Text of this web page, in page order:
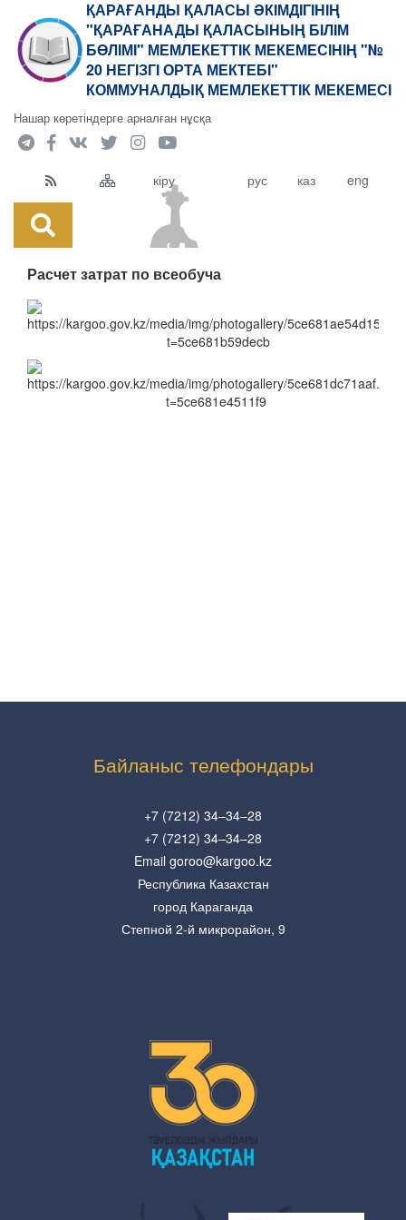
ҚАРАҒАНДЫ ҚАЛАСЫ ӘКІМДІГІНІҢ
"ҚАРАҒАНАДЫ ҚАЛАСЫНЫҢ БІЛІМ
БӨЛІМІ" МЕМЛЕКЕТТІК МЕКЕМЕСІНІҢ "№
20 НЕГІЗГІ ОРТА МЕКТЕБІ"
КОММУНАЛДЫҚ МЕМЛЕКЕТТІК МЕКЕМЕСІ
Нашар көретіндерге арналған нұсқа
кіру рус каз eng
Расчет затрат по всеобуча
Байланыс телефондары
+7 (7212) 34–34–28
+7 (7212) 34–34–28
Email goroo@kargoo.kz
Республика Казахстан
город Караганда
Степной 2-й микрорайон, 9